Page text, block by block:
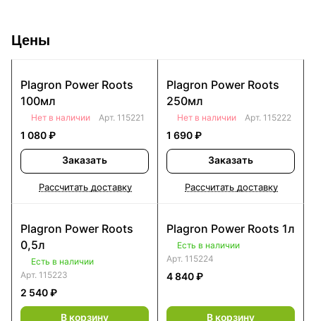
Цены
Plagron Power Roots
100мл
Нет в наличии Арт. 115221
1 080 ₽
Заказать
Рассчитать доставку
Plagron Power Roots
250мл
Нет в наличии Арт. 115222
1 690 ₽
Заказать
Рассчитать доставку
Plagron Power Roots
0,5л
Есть в наличии
Арт. 115223
2 540 ₽
В корзину
Plagron Power Roots 1л
Есть в наличии
Арт. 115224
4 840 ₽
В корзину